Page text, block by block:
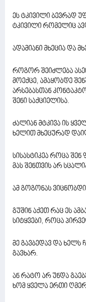
ეს ტკივილი ბევრად
ტკივილი რომელიც
ადამიანი მხეცია და
როგორ შეიძლება
მოექცე, ამაყობდე
არსებასთან
შენი საქციელისა.
ძალიან მტკივა ის
ხელით მხეცურად
სისასტიკეა როცა
მას შენთვის არ
ამ გოგონას
გუშინ აქეთ რაც ეს
სიტყვები, როცა
მე გავბედავ და ხელს
გავხარ.
ან რატო არ უნდა
ხომ ყველა ერთი